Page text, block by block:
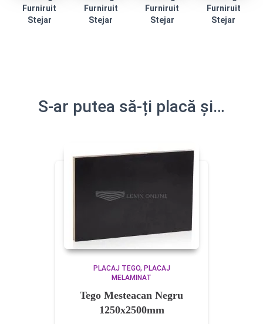
Furniruit
Stejar
Furniruit
Stejar
Furniruit
Stejar
Furniruit
Stejar
S-ar putea să-ți placă și…
PLACAJ TEGO
PLACAJ
MELAMINAT
Tego Mesteacan Negru
1250x2500mm